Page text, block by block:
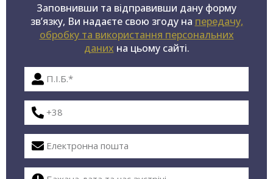
Заповнивши та відправивши дану форму
зв’язку, Ви надаєте свою згоду на передачу,
обробку та використання персональних
даних на цьому сайті.